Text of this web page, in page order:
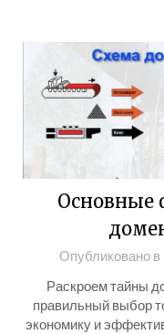
Основные
Опубликовано в
Раскроем тайны
правильный выбор
экономику и